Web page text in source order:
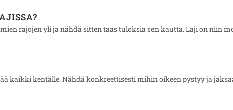
rajojen yli ja nähdä sitten taas tuloksia sen kautta. Laji on niin
kaikki kentälle. Nähdä konkreettisesti mihin oikeen pystyy ja